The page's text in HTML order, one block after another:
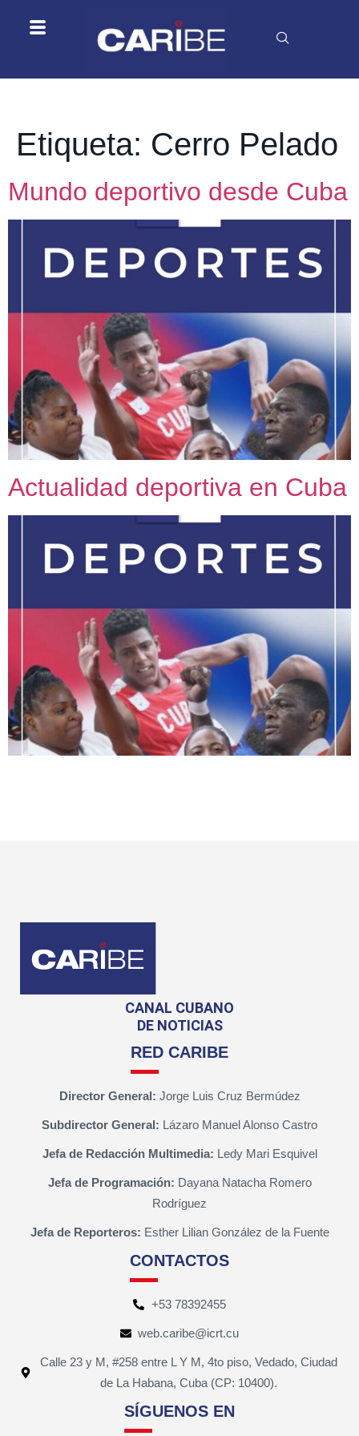
Etiqueta: Cerro Pelado
Mundo deportivo desde Cuba
Actualidad deportiva en Cuba
CANAL CUBANO
DE NOTICIAS
RED CARIBE
Director General: Jorge Luis Cruz Bermúdez
Subdirector General: Lázaro Manuel Alonso Castro
Jefa de Redacción Multimedia: Ledy Mari Esquivel
Jefa de Programación: Dayana Natacha Romero
Rodríguez
Jefa de Reporteros: Esther Lilian González de la Fuente
CONTACTOS
+53 78392455
web.caribe@icrt.cu
Calle 23 y M, #258 entre L Y M, 4to piso, Vedado, Ciudad
de La Habana, Cuba (CP: 10400).
SÍGUENOS EN